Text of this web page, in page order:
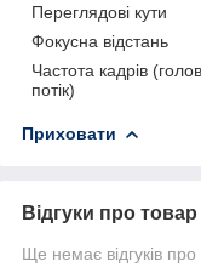
Переглядові кути
Фокусна відстань
Частота кадрів
потік)
Приховати
Відгуки про товар
Ще немає відгуків